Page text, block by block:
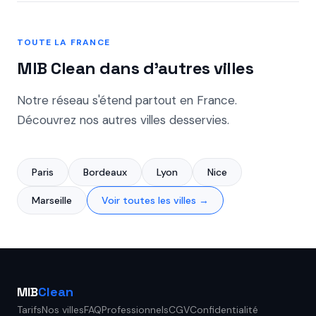
TOUTE LA FRANCE
MIB Clean dans d'autres villes
Notre réseau s'étend partout en France.
Découvrez nos autres villes desservies.
Paris Bordeaux Lyon Nice
Marseille Voir toutes les villes →
MIBClean
TarifsNos villesFAQProfessionnelsCGVConfidentialité